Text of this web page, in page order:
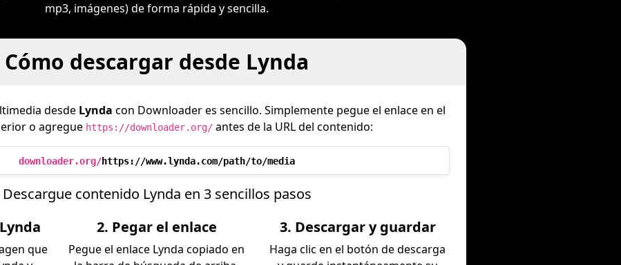
mp3, imágenes) de forma rápida y sencilla.
Cómo descargar desde Lynda
desde Lynda con Downloader es sencillo. Simplemente pegue el enlace en el
o agregue https://downloader.org/antes de la URL del contenido:
downloader.org/https://www.lynda.com/path/to/media
Descargue contenido Lynda en 3 sencillos pasos
que
2. Pegar el enlace
Pegue el enlace Lynda copiado en
3. Descargar y guardar
Haga clic en el botón de descarga